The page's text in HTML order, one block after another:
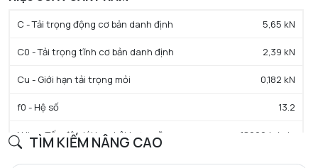
TÌM KIẾM NÂNG CAO
C - Tải trọng động cơ bản danh định 5,65 kN
C0 - Tải trọng tĩnh cơ bản danh định 2,39 kN
Cu - Giới hạn tải trọng mỏi 0,182 kN
f0 - Hệ số 13.2
N lim - Tốc độ giới hạn bôi trơn mỡ 18000 tr/min
Tmin - Nhiệt độ hoạt động tối thiểu -25 °C